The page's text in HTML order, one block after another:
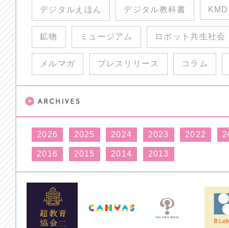
デジタルえほん デジタル教科書 KMD
鉱物 ミュージアム ロボット共生社会
メルマガ プレスリリース コラム
2026 2025 2024 2023 2022
2016 2015 2014 2013